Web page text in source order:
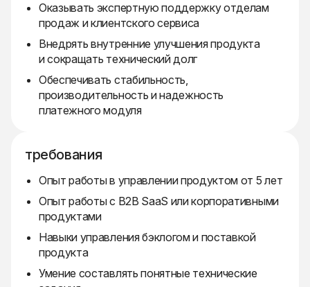
Оказывать экспертную поддержку отделам
продаж и клиентского сервиса
Внедрять внутренние улучшения продукта
и сокращать технический долг
Обеспечивать стабильность,
производительность и надежность
платежного модуля
требования
Опыт работы в управлении продуктом от 5 лет
Опыт работы с B2B SaaS или корпоративными
продуктами
Навыки управления бэклогом и поставкой
продукта
Умение составлять понятные технические